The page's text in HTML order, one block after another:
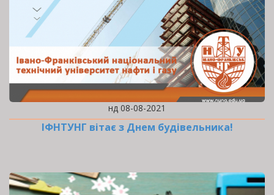
нд 08-08-2021
ІФНТУНГ вітає з Днем будівельника!